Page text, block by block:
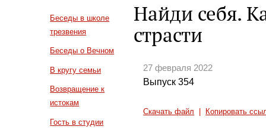
Беседы в школе
трезвения
Беседы о Вечном
В кругу семьи
Возвращение к
истокам
Гость в студии
Найди себя.
страсти
27 февраля 2022
Выпуск 354
Скачать файл Копировать